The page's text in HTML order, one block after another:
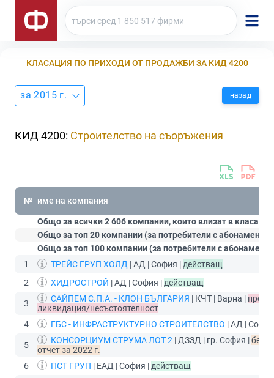
КЛАСАЦИЯ ПО ПРИХОДИ ОТ ПРОДАЖБИ ЗА КИД 4200
за 2015 г. назад
КИД 4200: Строителство на съоръжения
№ име на компания
Общо за всички 2 606 компании, които влизат в
Общо за топ 20 компании (за потребители с абонамент
Общо за топ 100 компании (за потребители с абонамент
1
ТРЕЙС ГРУП ХОЛД | АД | София | действащ
2
ХИДРОСТРОЙ | АД | София | действащ
3 САЙПЕМ С.П.А. - КЛОН БЪЛГАРИЯ | КЧТ | Варна |
ликвидация/несъстоятелност
4
ГБС - ИНФРАСТРУКТУРНО СТРОИТЕЛСТВО | АД |
5 КОНСОРЦИУМ СТРУМА ЛОТ 2 | ДЗЗД | гр. София |без
отчет за 2022 г.
6
ПСТ ГРУП | ЕАД | София | действащ